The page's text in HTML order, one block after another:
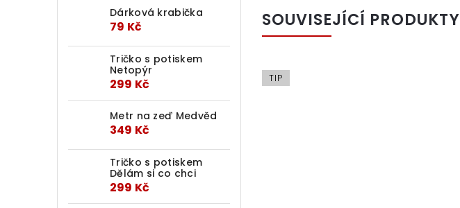
Dárková krabička
79 Kč
Tričko s potiskem
Netopýr
299 Kč
Metr na zeď Medvěd
349 Kč
Tričko s potiskem
Dělám si co chci
299 Kč
SOUVISEJÍCÍ PRODUKTY
TIP